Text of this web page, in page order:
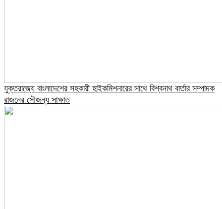
যুক্তরাজ্যে বাংলাদেশের সহকারী হাইকমিশনারের সাথে বিশ্বনাথ বার্তার সম্পাদক
রাজনের সৌজন্য সাক্ষাত